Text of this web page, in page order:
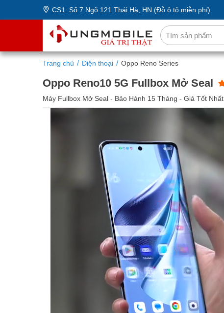
CS1: Số 7 Ngõ 121 Thái Hà, HN (Đỗ ô tô miễn phí)
Trang chủ Điện thoại Oppo Reno Series
Oppo Reno10 5G Fullbox Mở Seal
Máy Fullbox Mở Seal - Bảo Hành 15 Tháng - Giá Tốt Nhất